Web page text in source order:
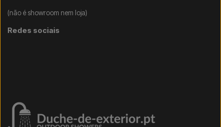
(não é showroom nem loja)
Redes sociais